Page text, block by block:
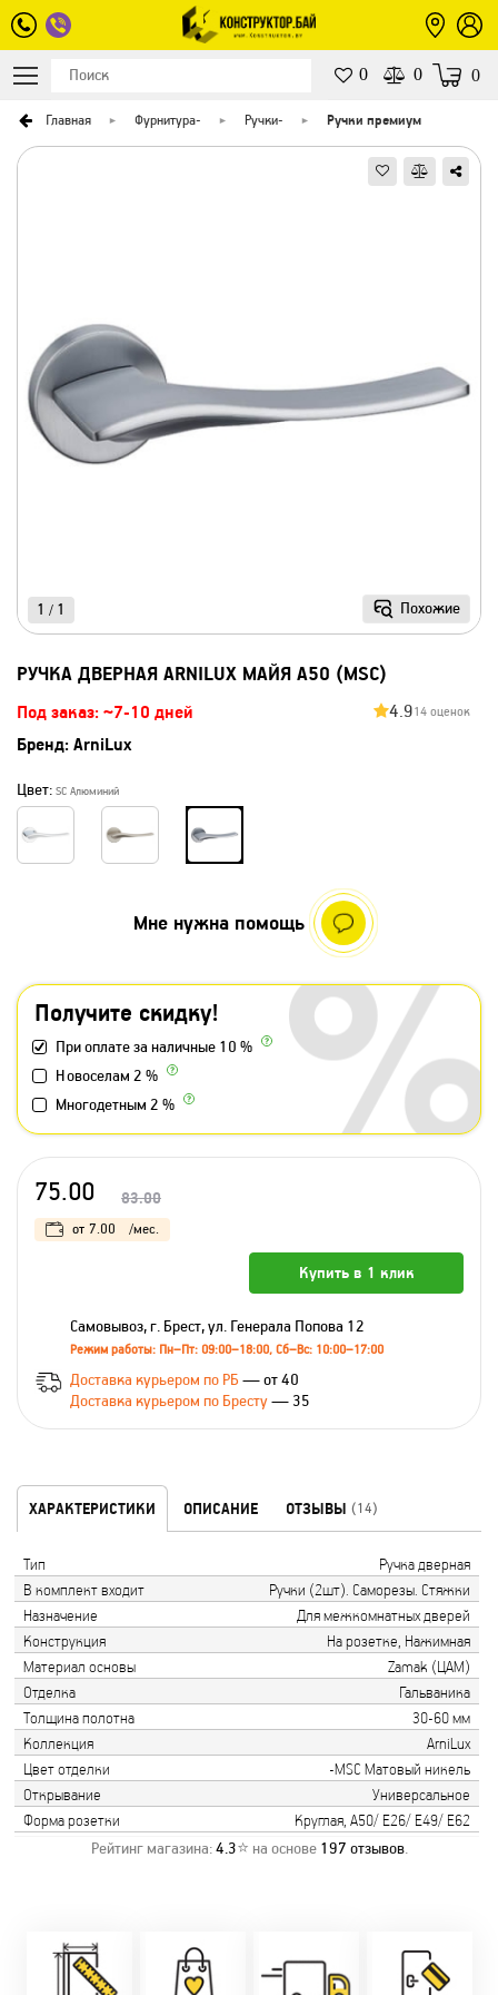
0 0 0
Главная Фурнитура- Ручки- Ручки премиум
Похожие
1 / 1
РУЧКА ДВЕРНАЯ ARNILUX МАЙЯ A50 (MSC)
Под заказ: ~7-10 дней 4.914 оценок
Бренд: ArniLux
Цвет: SC Алюминий
Получите скидку!
При оплате за наличные 10 %
Новоселам 2 %
Многодетным 2 %
Мне нужна помощь
75.00 83.00
от 7.00 /мес.
Купить в 1 клик
Самовывоз, г. Брест, ул. Генерала Попова 12
Режим работы: Пн–Пт: 09:00–18:00, Сб–Вс: 10:00–17:00
Доставка курьером по РБ — от 40
Доставка курьером по Бресту— 35
ХАРАКТЕРИСТИКИ ОПИСАНИЕ ОТЗЫВЫ (14)
Тип
Ручка дверная
В комплект входит
Ручки (2шт). Саморезы. Стяжки
Назначение
Для межкомнатных дверей
Конструкция
На розетке, Нажимная
Материал основы
Zamak (ЦАМ)
Отделка
Гальваника
Толщина полотна
30-60 мм
Коллекция
ArniLux
Цвет отделки
-MSC Матовый никель
Открывание
Универсальное
Форма розетки
Круглая, А50/ Е26/ Е49/ Е62
Рейтинг магазина:4.3⭐ на основе 197 отзывов.
Замер бесплатно!
Оперативно!
День-в-день или
на следующий!
Скидки:
-новоселам - 2%
-многодетным -
фурнитуры.
Качественный
монтаж дверей,
Микс
2-36 мес